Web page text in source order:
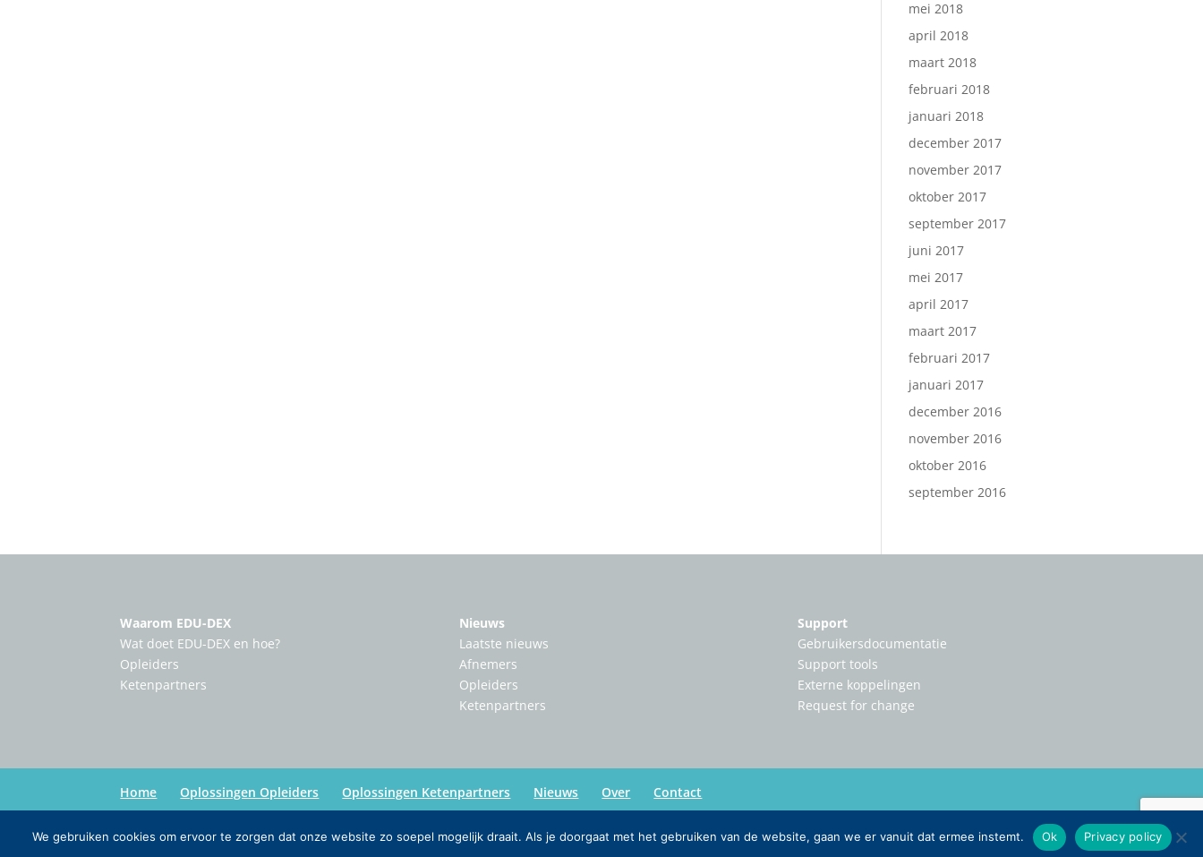
mei 2018
april 2018
maart 2018
februari 2018
januari 2018
december 2017
november 2017
oktober 2017
september 2017
juni 2017
mei 2017
april 2017
maart 2017
februari 2017
januari 2017
december 2016
november 2016
oktober 2016
september 2016
Waarom EDU-DEX
Wat doet EDU-DEX en hoe?
Opleiders
Ketenpartners
Nieuws
Laatste nieuws
Afnemers
Opleiders
Ketenpartners
Support
Gebruikersdocumentatie
Support tools
Externe koppelingen
Request for change
Home Oplossingen Opleiders Oplossingen Ketenpartners Nieuws Over Contact
Copyright:Edu-Dex| Credits:Inmedia
We gebruiken cookies om ervoor te zorgen dat onze website zo soepel mogelijk draait. Als je doorgaat met het gebruiken van de website, gaan we er vanuit dat ermee instemt. Ok Privacy policy